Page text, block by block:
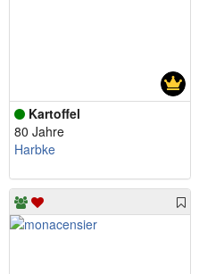
Kartoffel
80 Jahre
Harbke